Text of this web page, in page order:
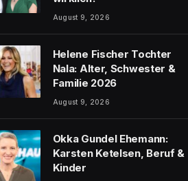
August 9, 2026
Helene Fischer Tochter
Nala: Alter, Schwester &
Familie 2026
August 9, 2026
Okka Gundel Ehemann:
Karsten Ketelsen, Beruf &
Kinder